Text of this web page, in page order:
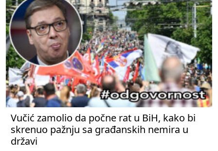
Vučić zamolio da počne rat u BiH, kako bi
skrenuo pažnju sa građanskih nemira u
državi